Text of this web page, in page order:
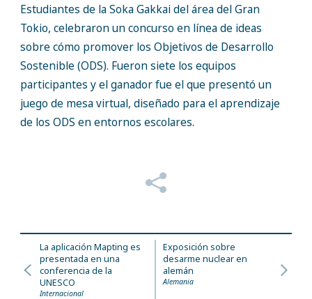
Estudiantes de la Soka Gakkai del área del Gran
Tokio, celebraron un concurso en línea de ideas
sobre cómo promover los Objetivos de Desarrollo
Sostenible (ODS). Fueron siete los equipos
participantes y el ganador fue el que presentó un
juego de mesa virtual, diseñado para el aprendizaje
de los ODS en entornos escolares.
La aplicación Mapting es
presentada en una
conferencia de la
UNESCO
Internacional
Exposición sobre
desarme nuclear en
alemán
Alemania